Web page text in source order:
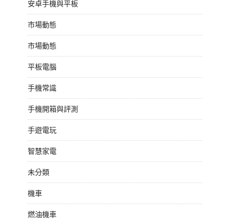
安卓手機與平板
市場動態
市場動態
平板電腦
手機常識
手機開箱與評測
手遊電玩
智慧家電
未分類
機車
燃油機車